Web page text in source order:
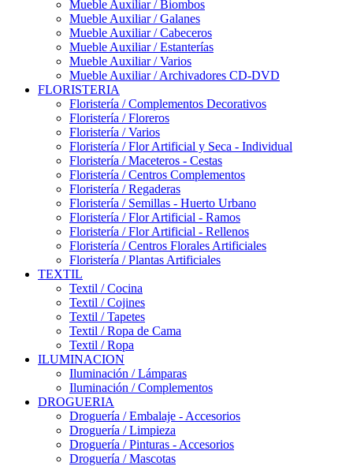
Mueble Auxiliar / Biombos
Mueble Auxiliar / Galanes
Mueble Auxiliar / Cabeceros
Mueble Auxiliar / Estanterías
Mueble Auxiliar / Varios
Mueble Auxiliar / Archivadores CD-DVD
FLORISTERIA
Floristería / Complementos Decorativos
Floristería / Floreros
Floristería / Varios
Floristería / Flor Artificial y Seca - Individual
Floristería / Maceteros - Cestas
Floristería / Centros Complementos
Floristería / Regaderas
Floristería / Semillas - Huerto Urbano
Floristería / Flor Artificial - Ramos
Floristería / Flor Artificial - Rellenos
Floristería / Centros Florales Artificiales
Floristería / Plantas Artificiales
TEXTIL
Textil / Cocina
Textil / Cojines
Textil / Tapetes
Textil / Ropa de Cama
Textil / Ropa
ILUMINACION
Iluminación / Lámparas
Iluminación / Complementos
DROGUERIA
Droguería / Embalaje - Accesorios
Droguería / Limpieza
Droguería / Pinturas - Accesorios
Droguería / Mascotas